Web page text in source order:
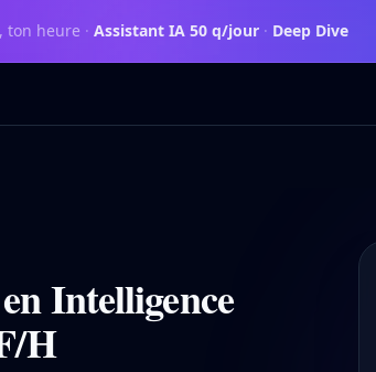
ton heure ·Assistant IA 50 q/jour · Deep Dive
Intelligence
H